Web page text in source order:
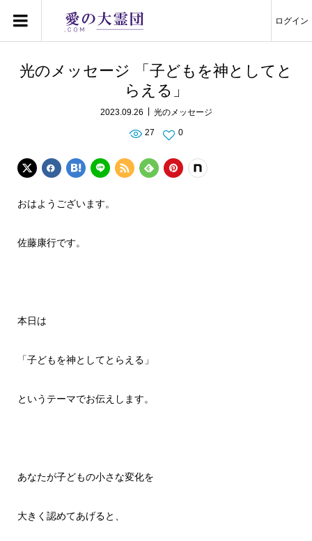
ログイン
光のメッセージ 「子どもを神としてと
らえる」
2023.09.26 光のメッセージ
27 0
おはようございます。
佐藤康行です。
本日は
「子どもを神としてとらえる」
というテーマでお伝えします。
あなたが子どもの小さな変化を
大きく認めてあげると、